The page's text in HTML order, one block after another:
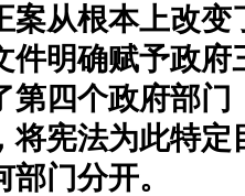
案从根本上改变
件明确赋予政府
第四个政府部门
将宪法为此特定
门分开。